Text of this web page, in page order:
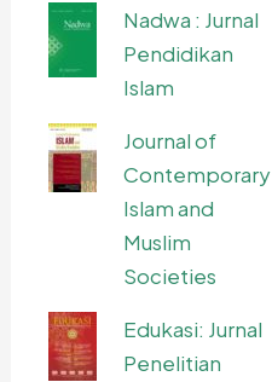
Nadwa : Jurnal
Pendidikan
Islam
Journal of
Contemporary
Islam and
Muslim
Societies
Edukasi: Jurnal
Penelitian